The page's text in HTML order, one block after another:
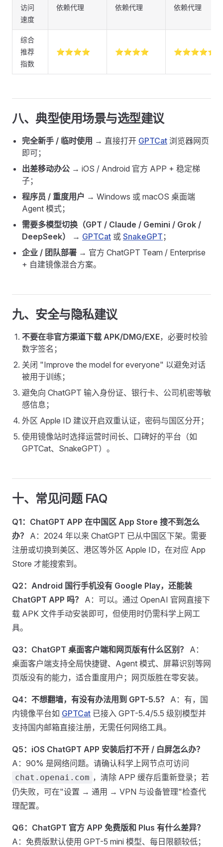
访问
速度
依赖代理 依赖代理 依赖代理
综合
推荐
指数
⭐⭐⭐⭐ ⭐⭐⭐⭐ ⭐⭐⭐⭐⭐
八、典型使用场景与选型建议
完全新手 / 临时使用 → 直接打开 GPTCat 浏览器网页
即可；
出差移动办公 → iOS / Android 官方 APP + 稳定梯
子；
程序员 / 重度用户 → Windows 或 macOS 桌面端
Agent 模式；
需要多模型切换（GPT / Claude / Gemini / Grok /
DeepSeek）
→ GPTCat 或 SnakeGPT ；
企业 / 团队部署 → 官方 ChatGPT Team / Enterprise
+ 自建镜像混合方案。
九、安全与隐私建议
不要在非官方渠道下载 APK/DMG/EXE，必要时校验
数字签名；
关闭 "Improve the model for everyone" 以避免对话
被用于训练；
避免向 ChatGPT 输入身份证、银行卡、公司机密等敏
感信息；
外区 Apple ID 建议开启双重认证，密码与国区分开；
使用镜像站时选择运营时间长、口碑好的平台（如
GPTCat、SnakeGPT）。
十、常见问题 FAQ
Q1：ChatGPT APP 在中国区 App Store 搜不到怎么
办？
A：2024 年以来 ChatGPT 已从中国区下架。需要
注册或切换到美区、港区等外区 Apple ID，在对应 App
Store 才能搜索到。
Q2：Android 国行手机没有 Google Play，还能装
ChatGPT APP 吗？
A：可以。通过 OpenAI 官网直接下
载 APK 文件手动安装即可，但使用时仍需科学上网工
具。
Q3：ChatGPT 桌面客户端和网页版有什么区别？
A：
桌面客户端支持全局快捷键、Agent 模式、屏幕识别等网
页版没有的能力，适合重度用户；网页版胜在零安装。
Q4：不想翻墙，有没有办法用到 GPT-5.5？
A：有，国
内镜像平台如 GPTCat 已接入 GPT-5.4/5.5 级别模型并
支持国内邮箱直接注册，无需任何网络工具。
Q5：iOS ChatGPT APP 安装后打不开 / 白屏怎么办？
A：90% 是网络问题。请确认科学上网节点可访问
chat.openai.com ，清除 APP 缓存后重新登录；若
仍失败，可在"设置 → 通用 → VPN 与设备管理"检查代
理配置。
Q6：ChatGPT 官方 APP 免费版和 Plus 有什么差异？
A：免费版默认使用 GPT-5 mini 模型、每日限额较低；